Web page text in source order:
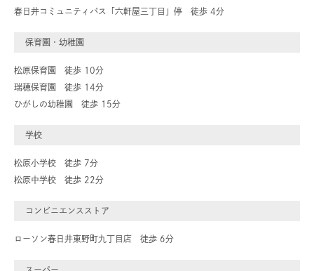
春日井コミュニティバス「六軒屋三丁目」停 徒歩 4分
保育園・幼稚園
松原保育園 徒歩 10分
瑞穂保育園 徒歩 14分
ひがしの幼稚園 徒歩 15分
学校
松原小学校 徒歩 7分
松原中学校 徒歩 22分
コンビニエンスストア
ローソン春日井東野町九丁目店 徒歩 6分